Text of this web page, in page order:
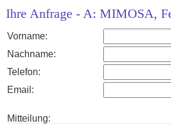
Ihre Anfrage - A: MIMOSA,
Vorname:
Nachname:
Telefon:
Email:
Mitteilung: